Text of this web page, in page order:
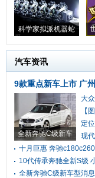
科学家拟派机器蛇
汽车资讯
9款重点新车上市 广
全新奔驰C级新车
大
将【
定
现
十月巨惠 奔驰
10代传承奔驰全新S级
全新奔驰C级新车型消